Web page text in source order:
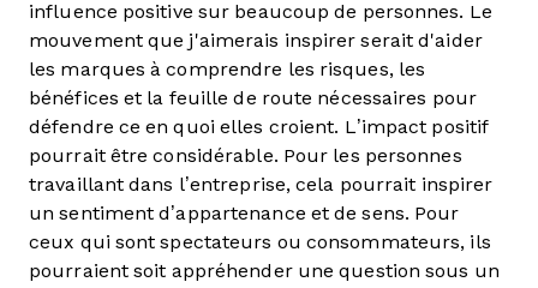
influence positive sur beaucoup de personnes. Le
mouvement que j'aimerais inspirer serait d'aider
les marques à comprendre les risques, les
bénéfices et la feuille de route nécessaires pour
défendre ce en quoi elles croient. L’impact positif
pourrait être considérable. Pour les personnes
travaillant dans l’entreprise, cela pourrait inspirer
un sentiment d’appartenance et de sens. Pour
ceux qui sont spectateurs ou consommateurs, ils
pourraient soit appréhender une question sous un